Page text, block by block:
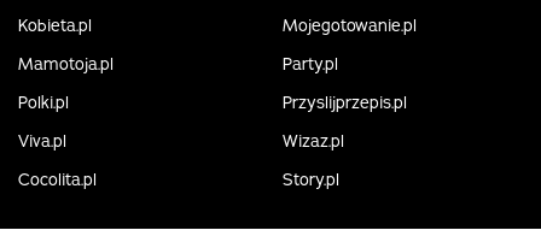
Kobieta.pl
Mojegotowanie.pl
Mamotoja.pl
Party.pl
Polki.pl
Przyslijprzepis.pl
Viva.pl
Wizaz.pl
Cocolita.pl
Story.pl